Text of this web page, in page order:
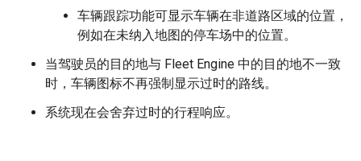
车辆跟踪功能可显示车辆在非道路区域的位置，
例如在未纳入地图的停车场中的位置。
当驾驶员的目的地与 Fleet Engine 中的目的地不一致
时，车辆图标不再强制显示过时的路线。
系统现在会舍弃过时的行程响应。